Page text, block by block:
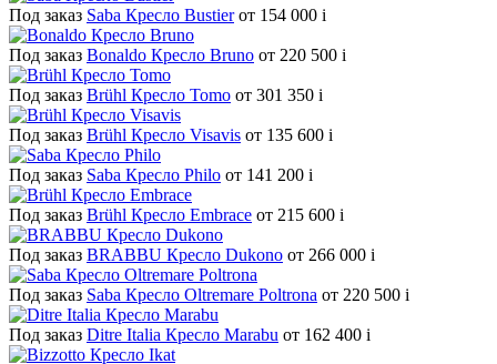
Под заказ Saba Кресло Bustier от 154 000 i
Под заказ Bonaldo Кресло Bruno от 220 500 i
Под заказ Brühl Кресло Tomo от 301 350 i
Под заказ Brühl Кресло Visavis от 135 600 i
Под заказ Saba Кресло Philo от 141 200 i
Под заказ Brühl Кресло Embrace от 215 600 i
Под заказ BRABBU Кресло Dukono от 266 000 i
Под заказ Saba Кресло Oltremare Poltrona от 220 500 i
Под заказ Ditre Italia Кресло Marabu от 162 400 i